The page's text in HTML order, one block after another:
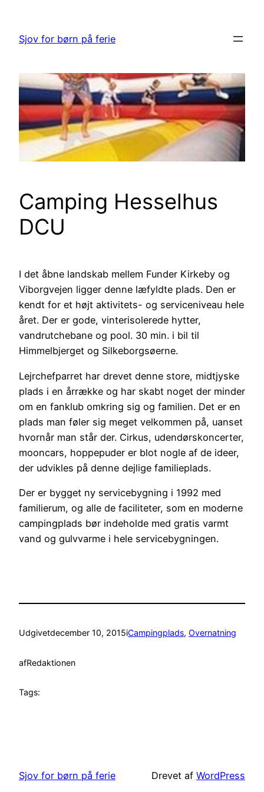
indhold
Sjov for børn på ferie
Camping Hesselhus
DCU
I det åbne landskab mellem Funder Kirkeby og
Viborgvejen ligger denne læfyldte plads. Den er
kendt for et højt aktivitets- og serviceniveau hele
året. Der er gode, vinterisolerede hytter,
vandrutchebane og pool. 30 min. i bil til
Himmelbjerget og Silkeborgsøerne.
Lejrchefparret har drevet denne store, midtjyske
plads i en årrække og har skabt noget der minder
om en fanklub omkring sig og familien. Det er en
plads man føler sig meget velkommen på, uanset
hvornår man står der. Cirkus, udendørskoncerter,
mooncars, hoppepuder er blot nogle af de ideer,
der udvikles på denne dejlige familieplads.
Der er bygget ny servicebygning i 1992 med
familierum, og alle de faciliteter, som en moderne
campingplads bør indeholde med gratis varmt
vand og gulvvarme i hele servicebygningen.
Udgivetdecember 10, 2015iCampingplads, Overnatning
afRedaktionen
Tags:
Sjov for børn på ferie Drevet af WordPress